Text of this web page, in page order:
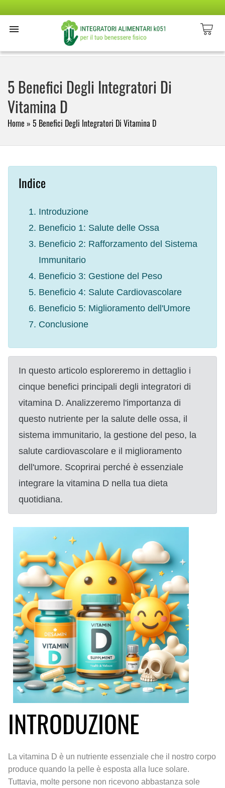
5 Benefici Degli Integratori Di
Vitamina D
Home » 5 Benefici Degli Integratori Di Vitamina D
Indice
Introduzione
Beneficio 1: Salute delle Ossa
Beneficio 2: Rafforzamento del Sistema
Immunitario
Beneficio 3: Gestione del Peso
Beneficio 4: Salute Cardiovascolare
Beneficio 5: Miglioramento dell'Umore
Conclusione
In questo articolo esploreremo in dettaglio i
cinque benefici principali degli integratori di
vitamina D. Analizzeremo l'importanza di
questo nutriente per la salute delle ossa, il
sistema immunitario, la gestione del peso, la
salute cardiovascolare e il miglioramento
dell'umore. Scoprirai perché è essenziale
integrare la vitamina D nella tua dieta
quotidiana.
INTRODUZIONE
La vitamina D è un nutriente essenziale che il nostro corpo
produce quando la pelle è esposta alla luce solare.
Tuttavia, molte persone non ricevono abbastanza sole